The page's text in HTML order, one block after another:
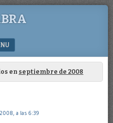
en septiembre de 2008
a las 6:39